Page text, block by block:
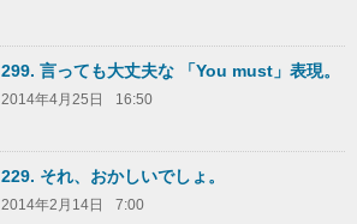
299. 言っても大丈夫な 「You must」表現。
2014年4月25日 16:50
229. それ、おかしいでしょ。
2014年2月14日 7:00